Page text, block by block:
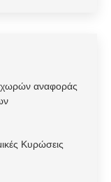
χωρών αναφοράς
Κυρώσεις